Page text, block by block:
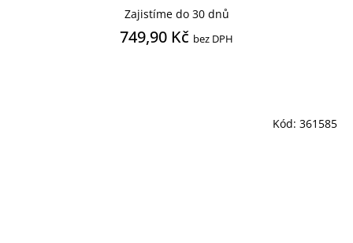
Zajistíme do 30 dnů
749,90 Kč bez DPH
Kód: 361585